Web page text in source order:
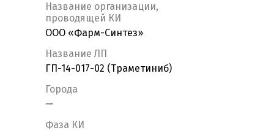
Название организации,
проводящей КИ
ООО «Фарм-Синтез»
Название ЛП
ГП-14-017-02 (Траметиниб)
Города
—
Фаза КИ